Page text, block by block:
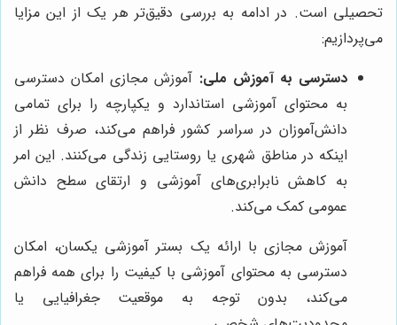
تحصیلی است. در ادامه به بررسی دقیق‌تر هر یک از این مزایا
می‌پردازیم:
دسترسی به آموزش ملی: آموزش مجازی امکان دسترسی
به محتوای آموزشی استاندارد و یکپارچه را برای تمامی
دانش‌آموزان در سراسر کشور فراهم می‌کند، صرف نظر از
اینکه در مناطق شهری یا روستایی زندگی می‌کنند. این امر
به کاهش نابرابری‌های آموزشی و ارتقای سطح دانش
عمومی کمک می‌کند.
آموزش مجازی با ارائه یک بستر آموزشی یکسان، امکان
دسترسی به محتوای آموزشی با کیفیت را برای همه فراهم
می‌کند، بدون توجه به موقعیت جغرافیایی یا